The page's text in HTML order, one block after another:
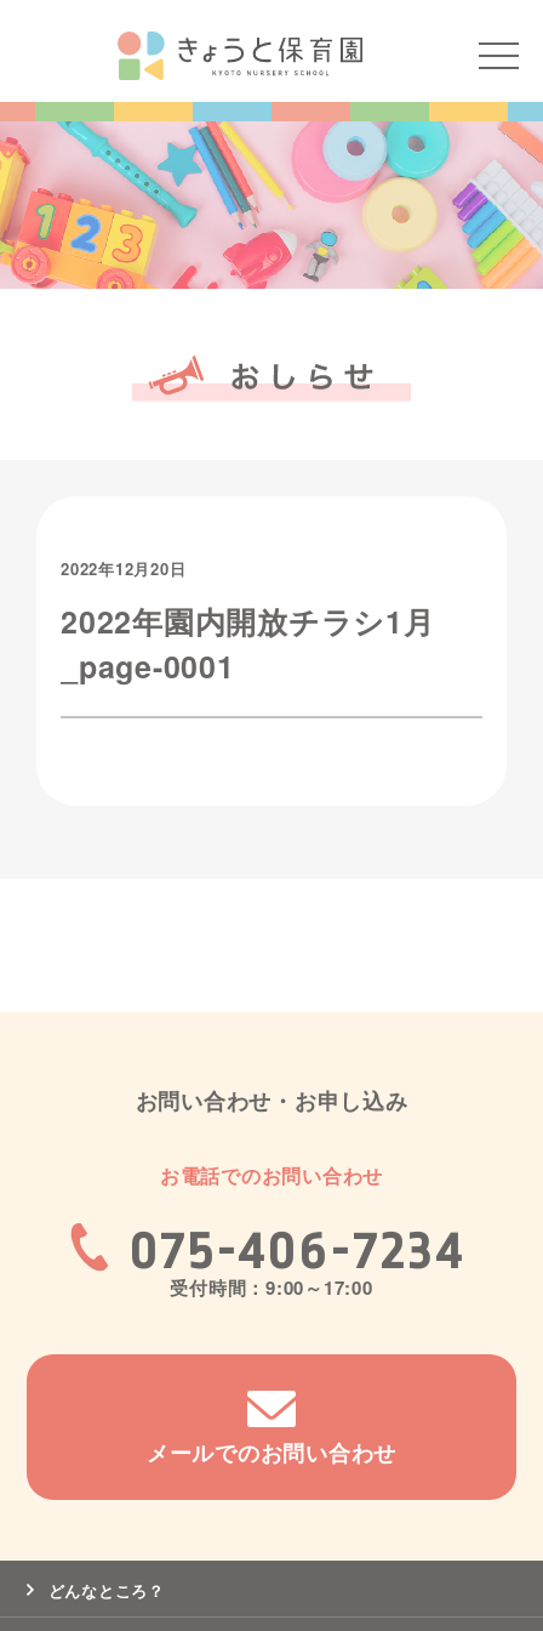
2022年12月20日
2022年園内開放チラシ1月
_page-0001
お問い合わせ・お申し込み
お電話でのお問い合わせ
075-406-7234
受付時間：9:00～17:00
メールでのお問い合わせ
どんなところ？